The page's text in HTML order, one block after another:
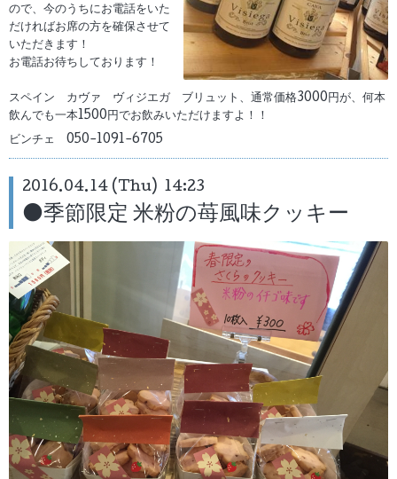
ので、今のうちにお電話をいた
だければお席の方を確保させて
いただきます！
お電話お待ちしております！
スペイン カヴァ ヴィジエガ ブリュット、通常価格3000円が、何本
飲んでも一本1500円でお飲みいただけますよ！！
ビンチェ 050-1091-6705
2016.04.14 (Thu) 14:23
⚫️季節限定 米粉の苺風味クッキー